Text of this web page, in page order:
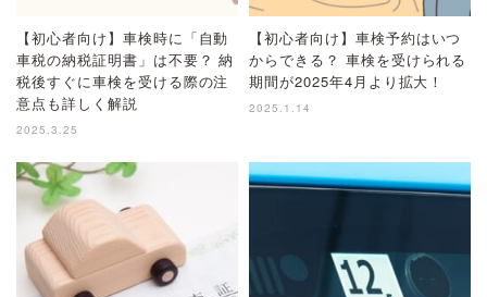
【初心者向け】車検時に「自動
車税の納税証明書」は不要？ 納
税後すぐに車検を受ける際の注
意点も詳しく解説
2025.3.25
【初心者向け】車検予約はいつ
からできる？ 車検を受けられる
期間が2025年4月より拡大！
2025.1.14